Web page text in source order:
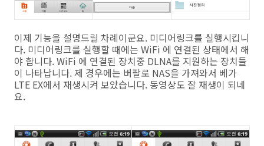
이제 기능을 설명드릴 차례이군요. 미디어링크를 실행시킵니
다. 미디어링크를 실행할 때에는 WiFi 에 연결된 상태에서 해
야 합니다. WiFi 에 연결된 장치중 DLNA를 지원하는 장치들
이 나타납니다. 제 경우에는 버팔로 NAS을 가져와서 베가
LTE EX에서 재생시켜 보았습니다. 동영상도 잘 재생이 되네
요.